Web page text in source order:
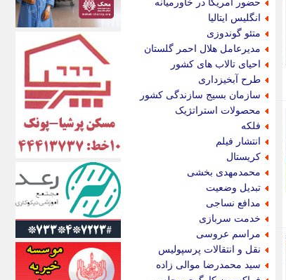
انگلیس ایتالیا
متئو گوندوزی
مدیرعامل هلال احمر گلستان
احیای تالاب های کشور
طرح آبخیزداری
سازمان بسیج سازندگی کشور
محصولات استراتژیک
فلکه
انتشار فیلم
کریستال
محمدمهدی بخشی
تبدیل وضعیت
مدافع نساجی
خدمت سربازی
مراسم عروسی
نقل و انتقالات پرسپولیس
سید محمدرضا موالی زاده
اندیشه قرن
اندیشه معاصر
اندیشه ها
انرژی پرس
ای استخدام
ایتنا
ایراف
ایران آرت
ایران آنلاین
ایران زندگی
ایران فوری
ایرانی روز
ایرانیتال
ایرنا
ایسکانیوز
ایسنا
ایکنا
ایلنا